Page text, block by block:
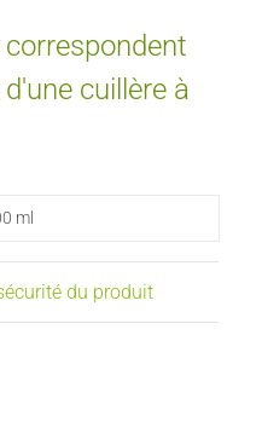
cuillère à
ml
du produit